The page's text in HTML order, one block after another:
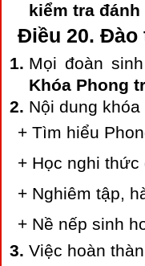
kiểm tra
Điều 20. Đào
Mọi đoàn
Khóa Phong
Nội dung
+ Tìm hiểu
+ Học nghi thức
+ Nghiêm tập,
+ Nề nếp sinh
Việc hoàn